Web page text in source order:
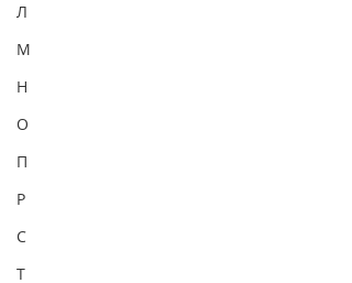
Л
М
Н
О
П
Р
С
Т